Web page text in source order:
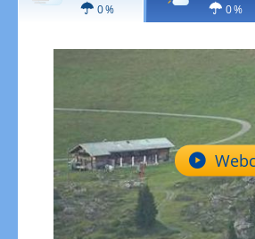
0 % 0 %